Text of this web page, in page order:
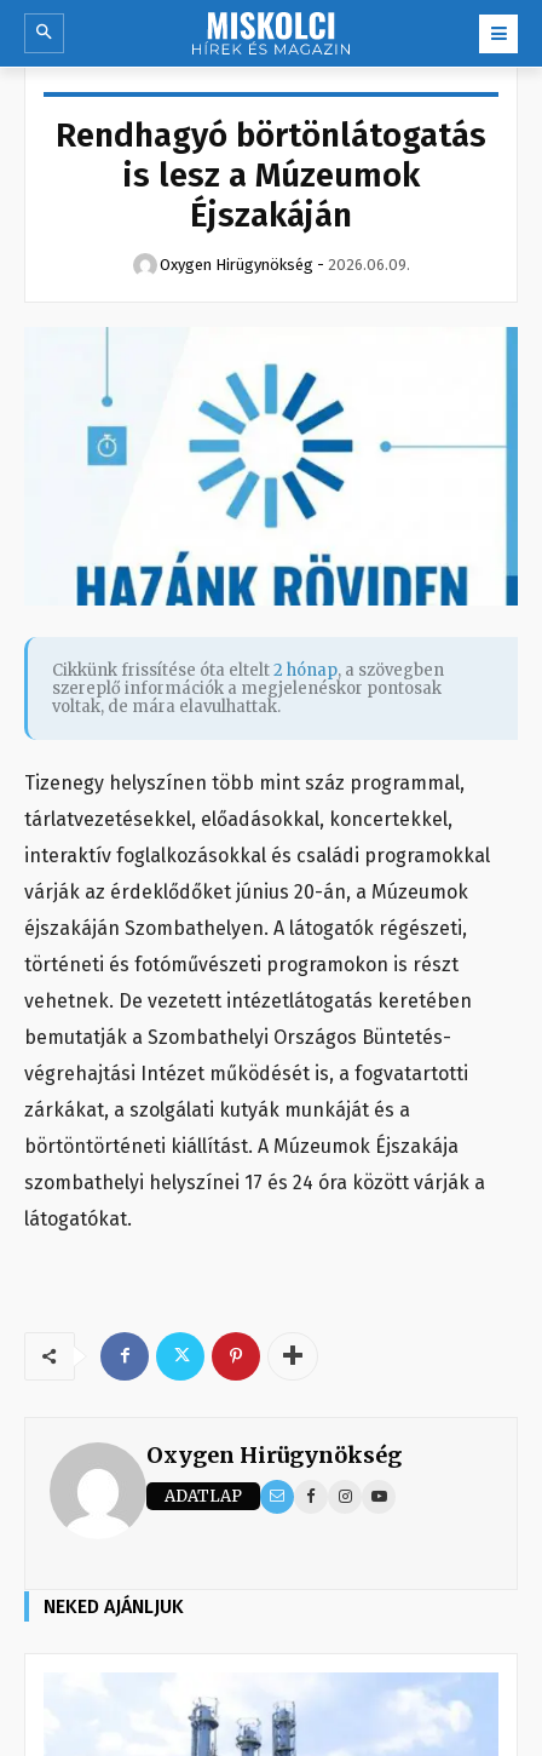
Rendhagyó börtönlátogatás
is lesz a Múzeumok
Éjszakáján
Oxygen Hirügynökség - 2026.06.09.
Cikkünk frissítése óta eltelt2 hónap, a szövegben
szereplő információk a megjelenéskor pontosak
voltak, de mára elavulhattak.
Tizenegy helyszínen több mint száz programmal,
tárlatvezetésekkel, előadásokkal, koncertekkel,
interaktív foglalkozásokkal és családi programokkal
várják az érdeklődőket június 20-án, a Múzeumok
éjszakáján Szombathelyen. A látogatók régészeti,
történeti és fotóművészeti programokon is részt
vehetnek. De vezetett intézetlátogatás keretében
bemutatják a Szombathelyi Országos Büntetés-
végrehajtási Intézet működését is, a fogvatartotti
zárkákat, a szolgálati kutyák munkáját és a
börtöntörténeti kiállítást. A Múzeumok Éjszakája
szombathelyi helyszínei 17 és 24 óra között várják a
látogatókat.
Oxygen Hirügynökség
ADATLAP
NEKED AJÁNLJUK